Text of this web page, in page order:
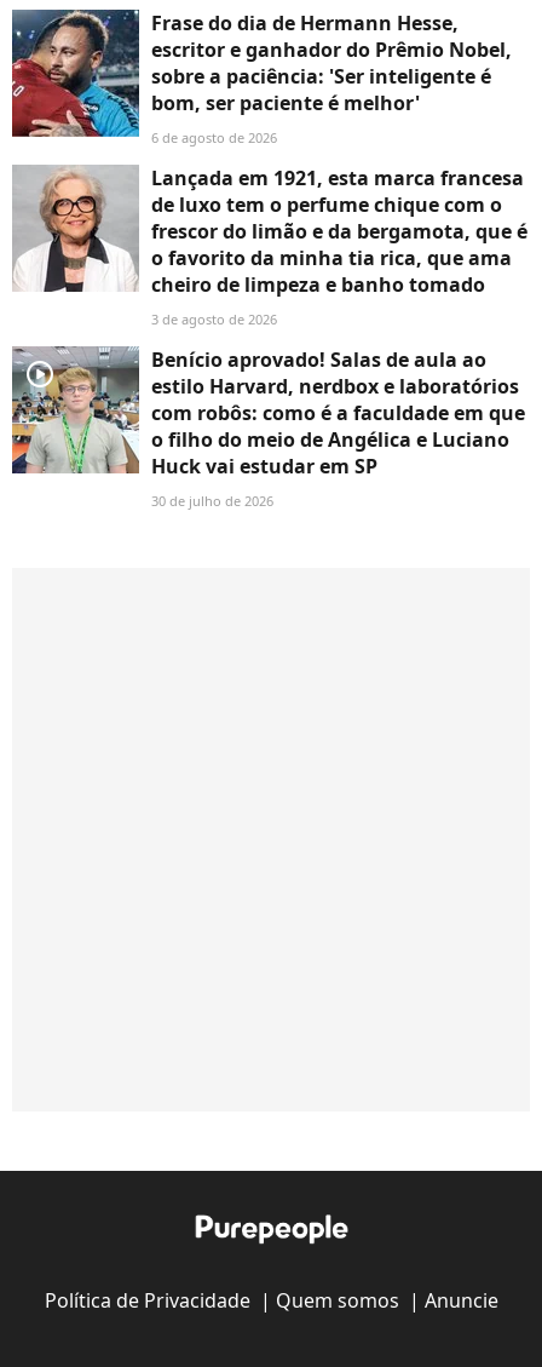
Frase do dia de Hermann Hesse,
escritor e ganhador do Prêmio Nobel,
sobre a paciência: 'Ser inteligente é
bom, ser paciente é melhor'
6 de agosto de 2026
Lançada em 1921, esta marca francesa
de luxo tem o perfume chique com o
frescor do limão e da bergamota, que é
o favorito da minha tia rica, que ama
cheiro de limpeza e banho tomado
3 de agosto de 2026
player2
Benício aprovado! Salas de aula ao
estilo Harvard, nerdbox e laboratórios
com robôs: como é a faculdade em que
o filho do meio de Angélica e Luciano
Huck vai estudar em SP
30 de julho de 2026
Política de Privacidade| Quem somos | Anuncie